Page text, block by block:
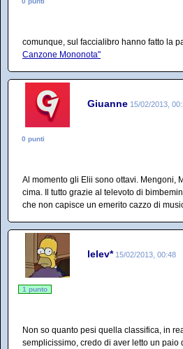
comunque, sul faccialibro hanno fatto la
Canzone Mononota"
Giuanne 15/02/2013,
0 punti
Al momento gli Elii sono ottavi. Mengoni,
cima. Il tutto grazie al televoto di
che non capisce un emerito cazzo di
lelev* 15/02/2013, 00:48
1 punto
Non so quanto pesi quella classifica, in
semplicissimo, credo di aver letto un paio